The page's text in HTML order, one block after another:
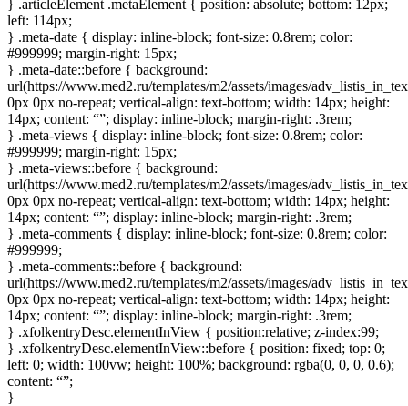
} .articleElement .metaElement { position: absolute; bottom: 12px;
left: 114px;
} .meta-date { display: inline-block; font-size: 0.8rem; color:
#999999; margin-right: 15px;
} .meta-date::before { background:
url(https://www.med2.ru/templates/m2/assets/images/
0px 0px no-repeat; vertical-align: text-bottom; width: 14px; height:
14px; content: “”; display: inline-block; margin-right: .3rem;
} .meta-views { display: inline-block; font-size: 0.8rem; color:
#999999; margin-right: 15px;
} .meta-views::before { background:
url(https://www.med2.ru/templates/m2/assets/images/
0px 0px no-repeat; vertical-align: text-bottom; width: 14px; height:
14px; content: “”; display: inline-block; margin-right: .3rem;
} .meta-comments { display: inline-block; font-size: 0.8rem; color:
#999999;
} .meta-comments::before { background:
url(https://www.med2.ru/templates/m2/assets/images/
0px 0px no-repeat; vertical-align: text-bottom; width: 14px; height:
14px; content: “”; display: inline-block; margin-right: .3rem;
} .xfolkentryDesc.elementInView { position:relative; z-index:99;
} .xfolkentryDesc.elementInView::before { position: fixed; top: 0;
left: 0; width: 100vw; height: 100%; background: rgba(0, 0, 0, 0.6);
content: “”;
}